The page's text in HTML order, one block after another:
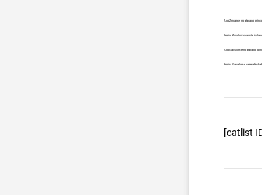
Aço Zincanew no atacado,
Bobina Zincalume carreta
Aço Galvalume no atacado,
Bobina Galvalume carreta
[catlist